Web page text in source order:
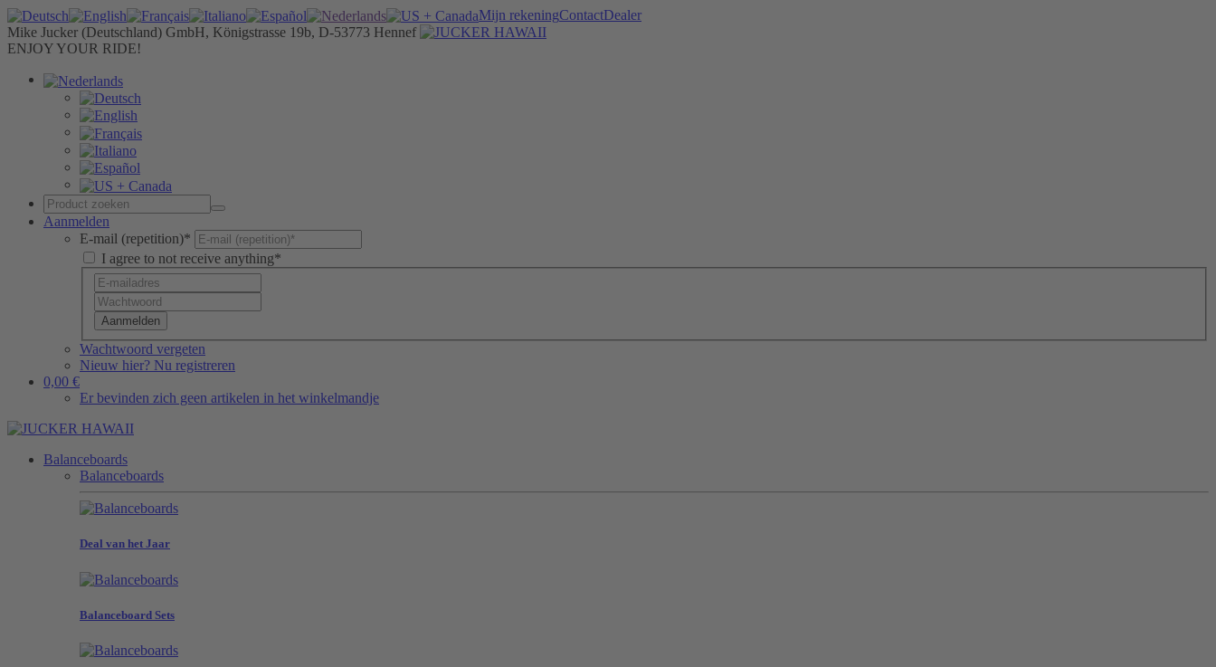
Mijn rekeningContactDealer
Mike Jucker (Deutschland) GmbH, Königstrasse 19b, D-53773 Hennef
ENJOY YOUR RIDE!
Aanmelden
E-mail (repetition)*
I agree to not receive anything*
Aanmelden
Wachtwoord vergeten
Nieuw hier? Nu registreren
0,00 €
Er bevinden zich geen artikelen in het winkelmandje
Balanceboards
Balanceboards
Deal van het Jaar
Balanceboard Sets